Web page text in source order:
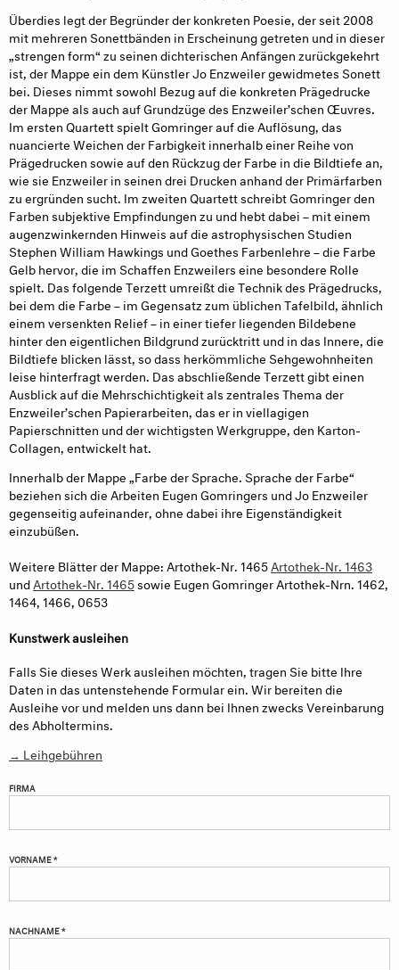
Überdies legt der Begründer der konkreten Poesie, der seit 2008
mit mehreren Sonettbänden in Erscheinung getreten und in dieser
„strengen form“ zu seinen dichterischen Anfängen zurückgekehrt
ist, der Mappe ein dem Künstler Jo Enzweiler gewidmetes Sonett
bei. Dieses nimmt sowohl Bezug auf die konkreten Prägedrucke
der Mappe als auch auf Grundzüge des Enzweiler’schen Œuvres.
Im ersten Quartett spielt Gomringer auf die Auflösung, das
nuancierte Weichen der Farbigkeit innerhalb einer Reihe von
Prägedrucken sowie auf den Rückzug der Farbe in die Bildtiefe an,
wie sie Enzweiler in seinen drei Drucken anhand der Primärfarben
zu ergründen sucht. Im zweiten Quartett schreibt Gomringer den
Farben subjektive Empfindungen zu und hebt dabei – mit einem
augenzwinkernden Hinweis auf die astrophysischen Studien
Stephen William Hawkings und Goethes Farbenlehre – die Farbe
Gelb hervor, die im Schaffen Enzweilers eine besondere Rolle
spielt. Das folgende Terzett umreißt die Technik des Prägedrucks,
bei dem die Farbe – im Gegensatz zum üblichen Tafelbild, ähnlich
einem versenkten Relief – in einer tiefer liegenden Bildebene
hinter den eigentlichen Bildgrund zurücktritt und in das Innere, die
Bildtiefe blicken lässt, so dass herkömmliche Sehgewohnheiten
leise hinterfragt werden. Das abschließende Terzett gibt einen
Ausblick auf die Mehrschichtigkeit als zentrales Thema der
Enzweiler’schen Papierarbeiten, das er in viellagigen
Papierschnitten und der wichtigsten Werkgruppe, den Karton-
Collagen, entwickelt hat.
Innerhalb der Mappe „Farbe der Sprache. Sprache der Farbe“
beziehen sich die Arbeiten Eugen Gomringers und Jo Enzweiler
gegenseitig aufeinander, ohne dabei ihre Eigenständigkeit
einzubüßen.
Weitere Blätter der Mappe: Artothek-Nr. 1465Artothek-Nr. 1463
undArtothek-Nr. 1465sowie Eugen Gomringer Artothek-Nrn. 1462,
1464, 1466, 0653
Kunstwerk ausleihen
Falls Sie dieses Werk ausleihen möchten, tragen Sie bitte Ihre
Daten in das untenstehende Formular ein. Wir bereiten die
Ausleihe vor und melden uns dann bei Ihnen zwecks Vereinbarung
des Abholtermins.
→ Leihgebühren
FIRMA
VORNAME *
NACHNAME *